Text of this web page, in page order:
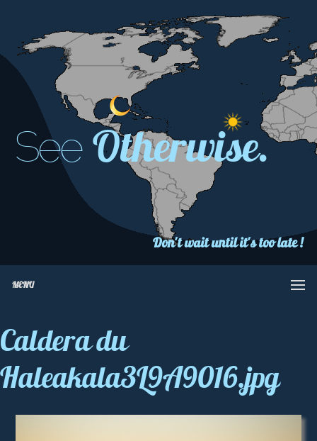
See Otherwise.
Don't wait until it's too late !
MENU
Caldera du
Haleakala3L9A9016.jpg